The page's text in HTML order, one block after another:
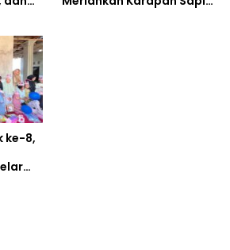
ke-8,